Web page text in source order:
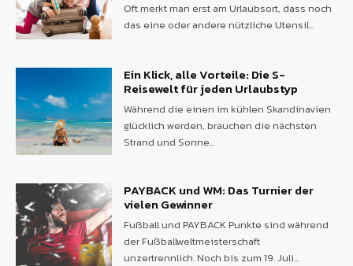
Oft merkt man erst am Urlaubsort, dass noch
das eine oder andere nützliche Utensil...
Ein Klick, alle Vorteile: Die S-
Reisewelt für jeden Urlaubstyp
Während die einen im kühlen Skandinavien
glücklich werden, brauchen die nächsten
Strand und Sonne...
PAYBACK und WM: Das Turnier der
vielen Gewinner
Fußball und PAYBACK Punkte sind während
der Fußballweltmeisterschaft
unzertrennlich. Noch bis zum 19. Juli...